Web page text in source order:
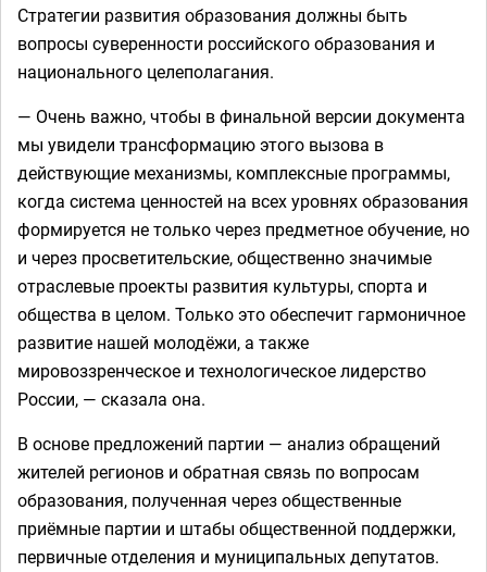
Стратегии развития образования должны быть
вопросы суверенности российского образования и
национального целеполагания.
— Очень важно, чтобы в финальной версии документа
мы увидели трансформацию этого вызова в
действующие механизмы, комплексные программы,
когда система ценностей на всех уровнях образования
формируется не только через предметное обучение, но
и через просветительские, общественно значимые
отраслевые проекты развития культуры, спорта и
общества в целом. Только это обеспечит гармоничное
развитие нашей молодёжи, а также
мировоззренческое и технологическое лидерство
России, — сказала она.
В основе предложений партии — анализ обращений
жителей регионов и обратная связь по вопросам
образования, полученная через общественные
приёмные партии и штабы общественной поддержки,
первичные отделения и муниципальных депутатов.